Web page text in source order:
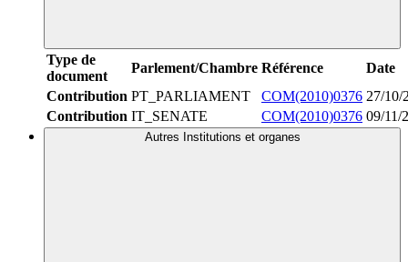
Type de
document
Parlement/Chambre Référence
Date
Contribution PT_PARLIAMENT COM(2010)0376 27/10/
Contribution IT_SENATE COM(2010)0376 09/11/
Autres Institutions et organes